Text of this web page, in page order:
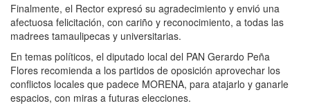
Finalmente, el Rector expresó su agradecimiento y envió una
afectuosa felicitación, con cariño y reconocimiento, a todas las
madrees tamaulipecas y universitarias.
En temas políticos, el diputado local del PAN Gerardo Peña
Flores recomienda a los partidos de oposición aprovechar los
conflictos locales que padece MORENA, para atajarlo y ganarle
espacios, con miras a futuras elecciones.